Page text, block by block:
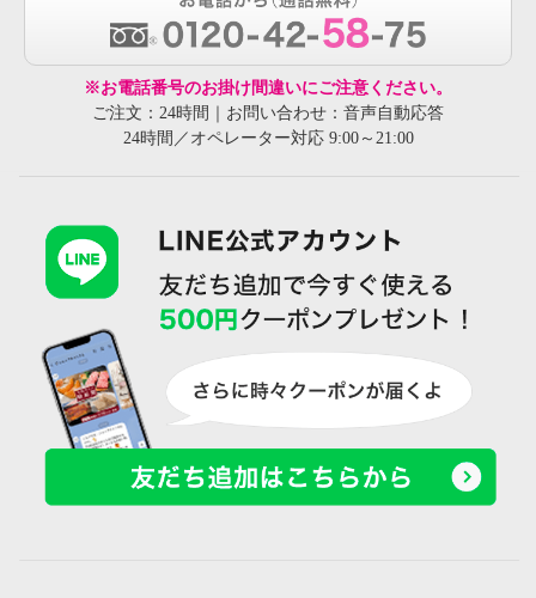
※お電話番号のお掛け間違いにご注意ください。
ご注文：24時間｜お問い合わせ：音声自動応答
24時間／オペレーター対応 9:00～21:00